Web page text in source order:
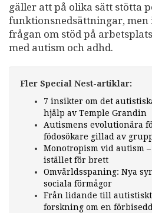
gäller att på olika sätt stötta
funktionsnedsättningar, men
frågan om stöd på
med autism och adhd.
Fler Special Nest-artiklar:
7 insikter om det
hjälp av Temple Grandin
Autismens evolutionära
födosökare gillad av
Monotropism vid autism
istället för brett
Omvärldsspaning: Nya
sociala förmågor
Från lidande till
forskning om en